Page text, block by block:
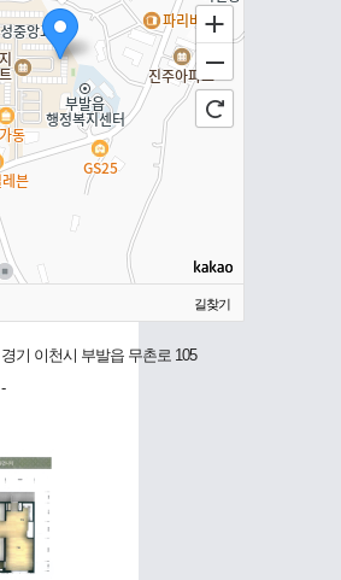
길찾기
경기 이천시 부발읍 무촌로 105
-